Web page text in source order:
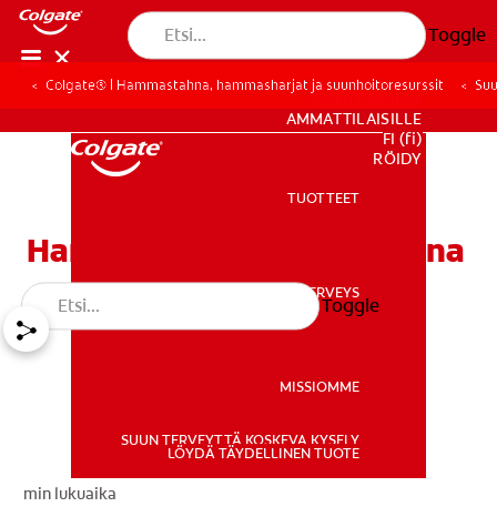
Toggle
SUUN TERVEYS
KULUTTAJILLE
AMMATTILAISILLE
FI (fi)
REKISTERÖIDY
TUOTTEET
SUUN TERVEYS
MISSIOMME
SUUN TERVEYTTÄ KOSKEVA KYSELY
LÖYDÄ TÄYDELLINEN TUOTE
Toggle
Colgate® | Hammastahna, hammasharjat ja suunhoitoresurssit
Hampaiden valkaisu kotona
min lukuaika